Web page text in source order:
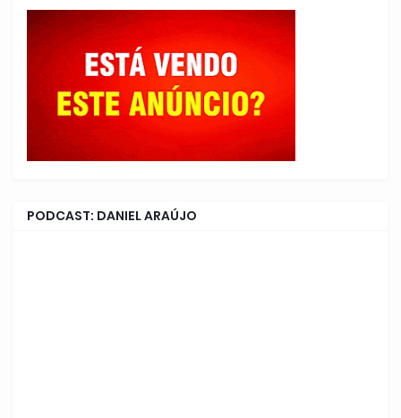
PODCAST: DANIEL ARAÚJO